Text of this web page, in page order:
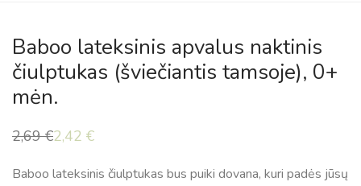
Baboo lateksinis apvalus naktinis
čiulptukas (šviečiantis tamsoje), 0+
mėn.
2,69€
Original
2,69 €.
2,42 €
Current
2,42 €.
Baboo lateksinis čiulptukas bus puiki dovana, kuri padės jūsų